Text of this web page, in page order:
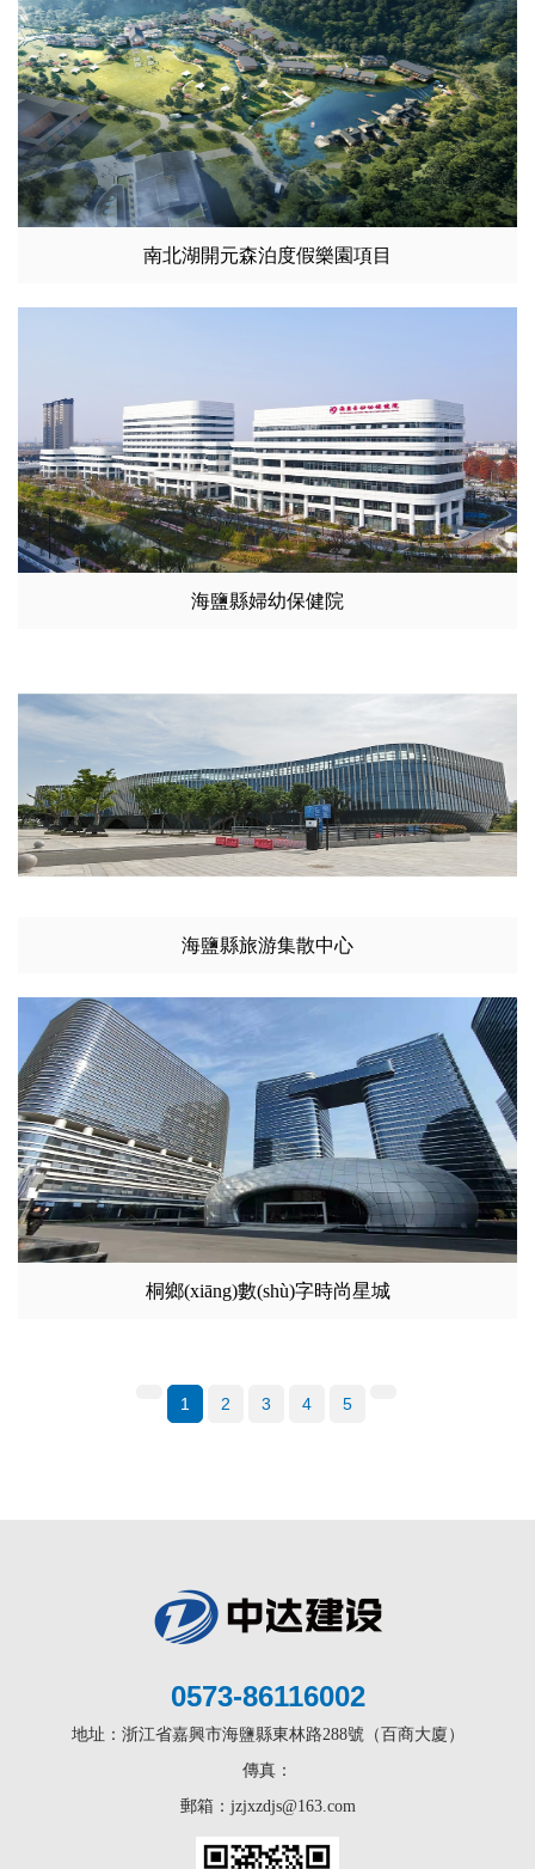
南北湖開元森泊度假樂園項目
海鹽縣婦幼保健院
海鹽縣旅游集散中心
桐鄉(xiāng)數(shù)字時尚星城
1 2 3 4 5
0573-86116002
地址：浙江省嘉興市海鹽縣東林路288號（百商大廈）
傳真：
郵箱：jzjxzdjs@163.com